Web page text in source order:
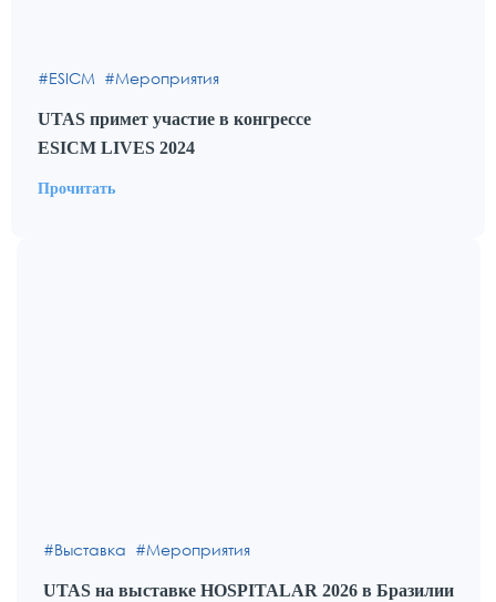
ESICM Мероприятия
UTAS примет участие в конгрессе
ESICM LIVES 2024
Прочитать
Выставка Мероприятия
UTAS на выставке HOSPITALAR 2026 в Бразилии